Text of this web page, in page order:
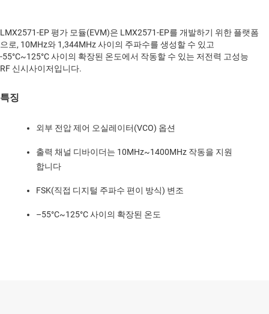
LMX2571-EP 평가 모듈(EVM)은 LMX2571-EP를 개발하기 위한 플랫폼
으로, 10MHz와 1,344MHz 사이의 주파수를 생성할 수 있고
-55°C~125°C 사이의 확장된 온도에서 작동할 수 있는 저전력 고성능
RF 신시사이저입니다.
특징
외부 전압 제어 오실레이터(VCO) 옵션
출력 채널 디바이더는 10MHz~1400MHz 작동을 지원
합니다
FSK(직접 디지털 주파수 편이 방식) 변조
–55°C~125°C 사이의 확장된 온도